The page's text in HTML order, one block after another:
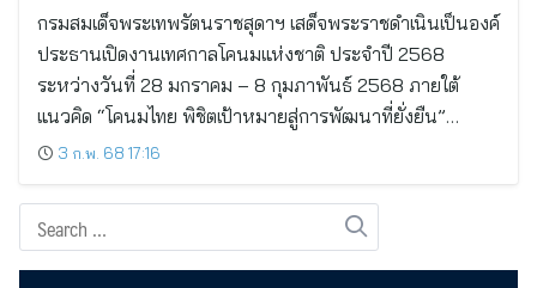
กรมสมเด็จพระเทพรัตนราชสุดาฯ เสด็จพระราชดำเนินเป็นองค์
ประธานเปิดงานเทศกาลโคนมแห่งชาติ ประจำปี 2568
ระหว่างวันที่ 28 มกราคม – 8 กุมภาพันธ์ 2568 ภายใต้
แนวคิด “โคนมไทย พิชิตเป้าหมายสู่การพัฒนาที่ยั่งยืน”…
3 ก.พ. 68 17:16